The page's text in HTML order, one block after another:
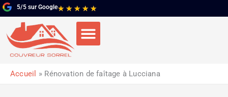
Aller
au
contenu
5/5 sur Google★ ★ ★ ★ ★Noté
5
5
Accueil Rénovation de faîtage à Lucciana